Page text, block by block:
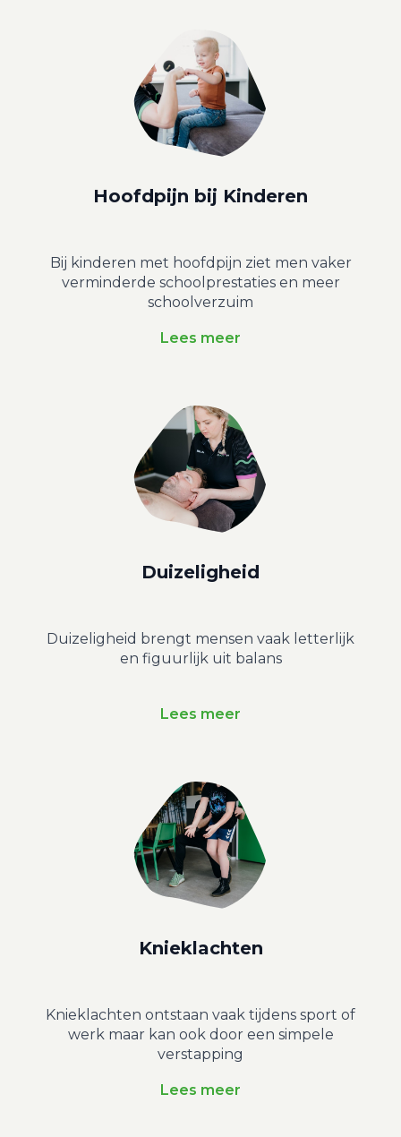
Hoofdpijn bij Kinderen
Bij kinderen met hoofdpijn ziet men vaker
verminderde schoolprestaties en meer
schoolverzuim
Lees meer
Duizeligheid
Duizeligheid brengt mensen vaak letterlijk
en figuurlijk uit balans
Lees meer
Knieklachten
Knieklachten ontstaan vaak tijdens sport of
werk maar kan ook door een simpele
verstapping
Lees meer